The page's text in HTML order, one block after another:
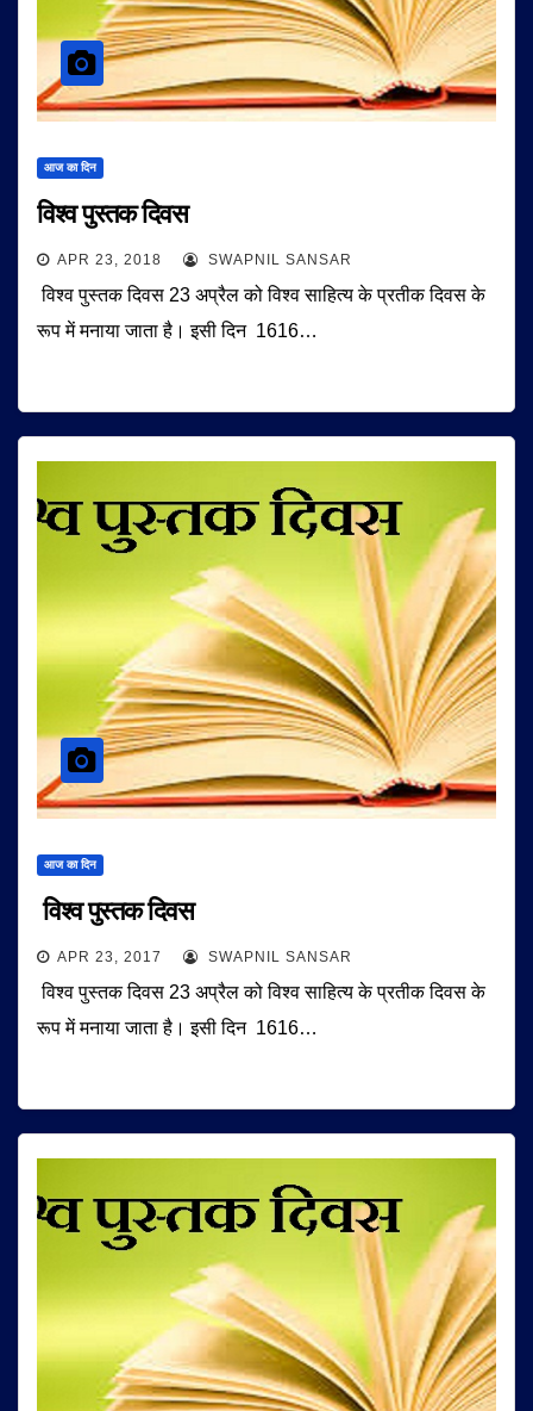
आज का दिन
विश्व पुस्तक दिवस
APR 23, 2018 SWAPNIL SANSAR
विश्व पुस्तक दिवस 23 अप्रैल को विश्व साहित्य के प्रतीक दिवस के
रूप में मनाया जाता है। इसी दिन 1616…
आज का दिन
विश्व पुस्तक दिवस
APR 23, 2017 SWAPNIL SANSAR
विश्व पुस्तक दिवस 23 अप्रैल को विश्व साहित्य के प्रतीक दिवस के
रूप में मनाया जाता है। इसी दिन 1616…